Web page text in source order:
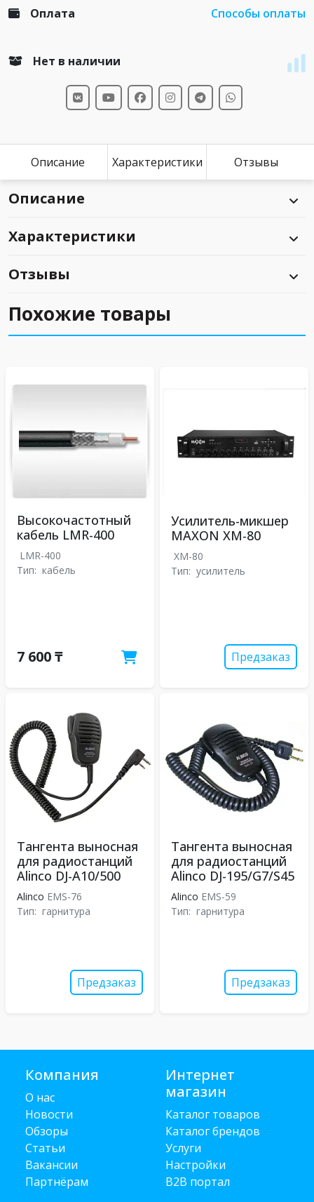
Оплата Способы оплаты
Нет в наличии
Описание Характеристики Отзывы
Описание
Характеристики
Отзывы
Похожие товары
Высокочастотный
кабель LMR-400
LMR-400
Тип: кабель
7 600 ₸
Усилитель-микшер
MAXON XM-80
XM-80
Тип: усилитель
Предзаказ
Тангента выносная
для радиостанций
Alinco DJ-A10/500
Alinco EMS-76
Тип: гарнитура
Предзаказ
Тангента выносная
для радиостанций
Alinco DJ-195/G7/S45
Alinco EMS-59
Тип: гарнитура
Предзаказ
Компания
О нас
Новости
Обзоры
Статьи
Вакансии
Партнёрам
Интернет
магазин
Каталог товаров
Каталог брендов
Услуги
Настройки
B2B портал